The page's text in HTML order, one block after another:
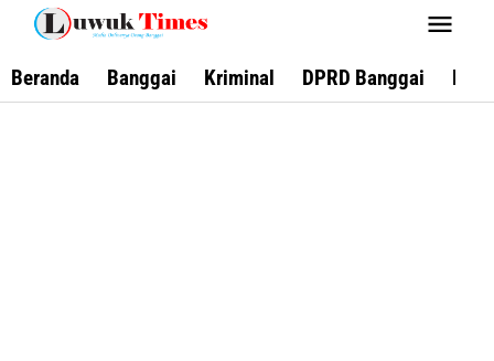
Lewati
konten
Beranda Banggai Kriminal DPRD Banggai